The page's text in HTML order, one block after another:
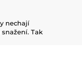
nechají
Tak